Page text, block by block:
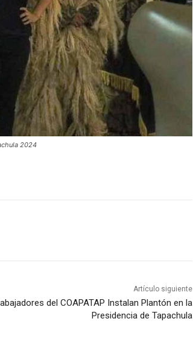
2024
Artículo siguiente
del COAPATAP Instalan Plantón en la
Presidencia de Tapachula